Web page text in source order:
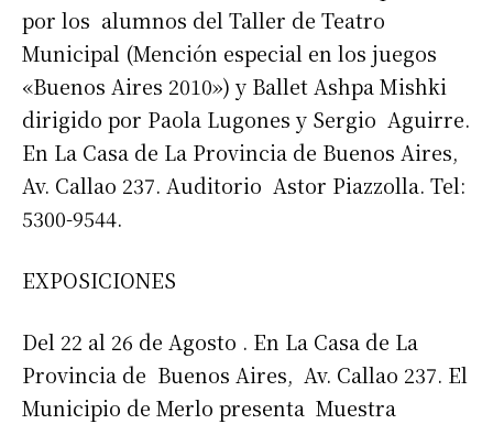
por los alumnos del Taller de Teatro
Municipal (Mención especial en los juegos
«Buenos Aires 2010») y Ballet Ashpa Mishki
dirigido por Paola Lugones y Sergio Aguirre.
En La Casa de La Provincia de Buenos Aires,
Av. Callao 237. Auditorio Astor Piazzolla. Tel:
5300-9544.
EXPOSICIONES
Del 22 al 26 de Agosto . En La Casa de La
Provincia de Buenos Aires, Av. Callao 237. El
Municipio de Merlo presenta Muestra